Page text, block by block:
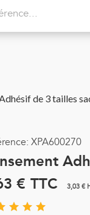
de 3 tailles
XPA600270
€ TTC 3,03 €